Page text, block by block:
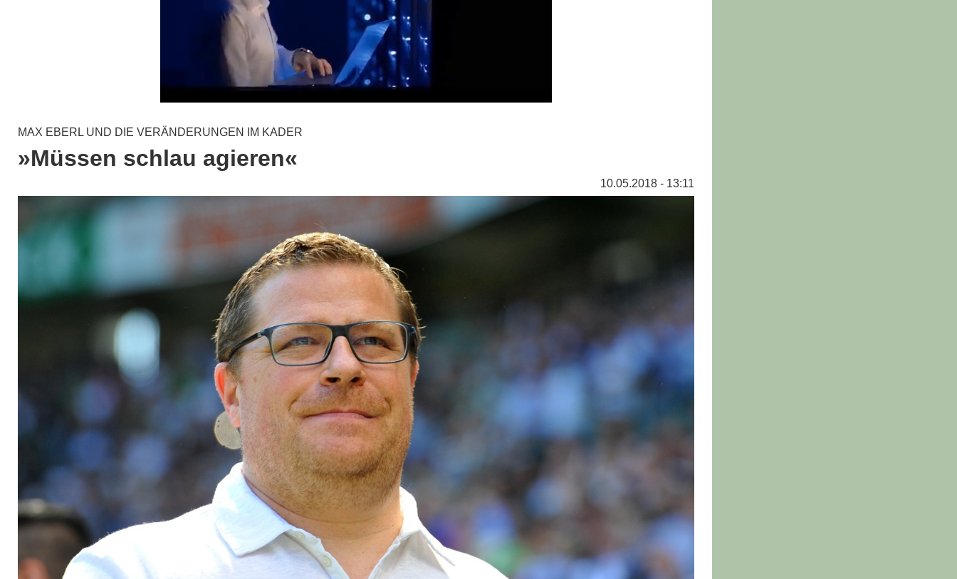
MAX EBERL UND DIE VERÄNDERUNGEN IM KADER
»Müssen schlau agieren«
10.05.2018 - 13:11